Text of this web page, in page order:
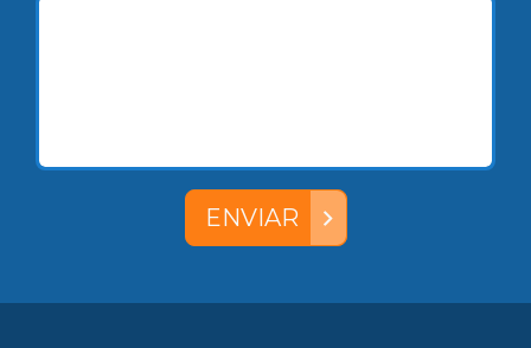
ENVIAR